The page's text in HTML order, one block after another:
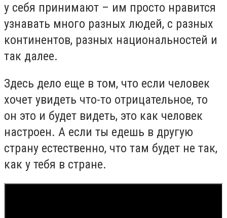
у себя принимают – им просто нравится
узнавать много разных людей, с разных
континентов, разных национальностей и
так далее.
Здесь дело еще в том, что если человек
хочет увидеть что-то отрицательное, то
он это и будет видеть, это как человек
настроен. А если ты едешь в другую
страну естественно, что там будет не так,
как у тебя в стране.